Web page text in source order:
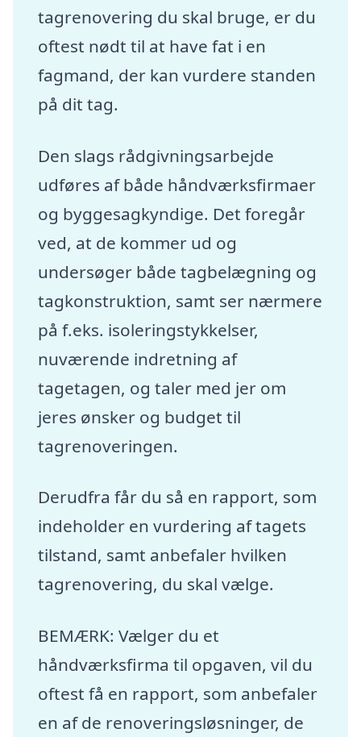
tagrenovering du skal bruge, er du
oftest nødt til at have fat i en
fagmand, der kan vurdere standen
på dit tag.
Den slags rådgivningsarbejde
udføres af både håndværksfirmaer
og byggesagkyndige. Det foregår
ved, at de kommer ud og
undersøger både tagbelægning og
tagkonstruktion, samt ser nærmere
på f.eks. isoleringstykkelser,
nuværende indretning af
tagetagen, og taler med jer om
jeres ønsker og budget til
tagrenoveringen.
Derudfra får du så en rapport, som
indeholder en vurdering af tagets
tilstand, samt anbefaler hvilken
tagrenovering, du skal vælge.
BEMÆRK: Vælger du et
håndværksfirma til opgaven, vil du
oftest få en rapport, som anbefaler
en af de renoveringsløsninger, de